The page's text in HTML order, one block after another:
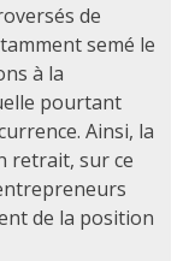
de
semé le
à la
pourtant
Ainsi, la
retrait, sur ce
de la position